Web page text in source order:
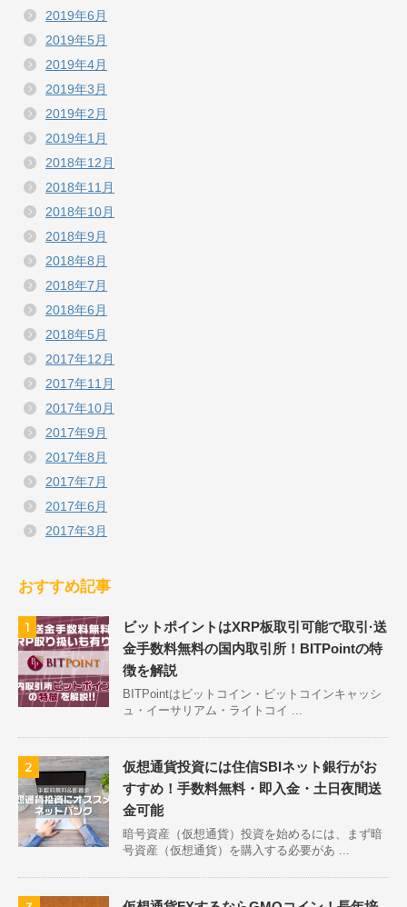
2019年6月
2019年5月
2019年4月
2019年3月
2019年2月
2019年1月
2018年12月
2018年11月
2018年10月
2018年9月
2018年8月
2018年7月
2018年6月
2018年5月
2017年12月
2017年11月
2017年10月
2017年9月
2017年8月
2017年7月
2017年6月
2017年3月
おすすめ記事
1
ビットポイントはXRP板取引可能で取引·送
金手数料無料の国内取引所！BITPointの特
徴を解説
BITPointはビットコイン・ビットコインキャッシ
ュ・イーサリアム・ライトコイ ...
2
仮想通貨投資には住信SBIネット銀行がお
すすめ！手数料無料・即入金・土日夜間送
金可能
暗号資産（仮想通貨）投資を始めるには、まず暗
号資産（仮想通貨）を購入する必要があ ...